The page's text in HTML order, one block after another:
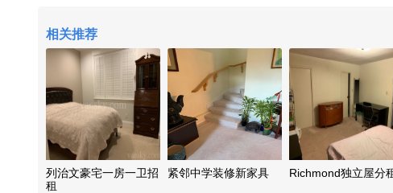
相关推荐
列治文豪宅一房一卫招
租
紧邻中学装修新家具 Richmond独立屋分